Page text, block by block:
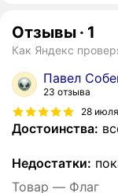
Отзывы · 1
Как Яндекс
Павел
23 отзыва
28
Достоинства:
Недостатки:
Товар — Флаг